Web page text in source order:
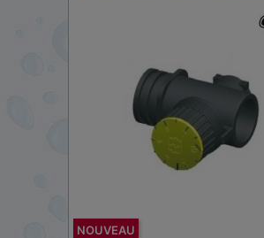
NOUVEAU